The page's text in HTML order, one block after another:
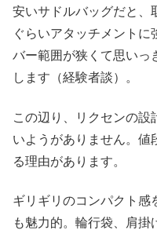
安いサドルバッグだと、
ぐらいアタッチメントに
バー範囲が狭くて思いっ
します（経験者談）。
この辺り、リクセンの設
いようがありません。値
る理由があります。
ギリギリのコンパクト感
も魅力的。輪行袋、肩